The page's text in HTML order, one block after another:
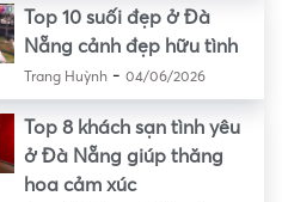
Top 10 suối đẹp ở Đà
Nẵng cảnh đẹp hữu tình
Trang Huỳnh- 04/06/2026
Top 8 khách sạn tình yêu
ở Đà Nẵng giúp thăng
hoa cảm xúc